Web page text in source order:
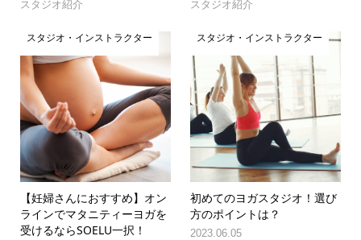
スタジオ紹介
スタジオ紹介
スタジオ・インストラクター
【妊婦さんにおすすめ】オン
ラインでマタニティーヨガを
受けるならSOELU一択！
スタジオ・インストラクター
初めてのヨガスタジオ！選び
方のポイントは？
2023.06.05